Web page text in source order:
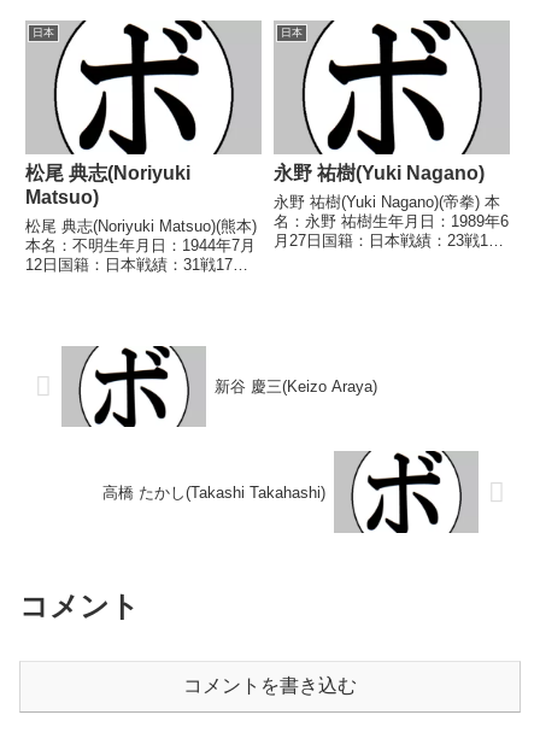
日本ライト級新人王【戦歴】
1973/04/04 ○4R判定 (採点不
明) 山本 武(平沼)...
歴】■1990年度西部日本スーパー
フェザー級新人王決勝
1990/09/02 ●2RKO 小山...
日本
松尾 典志(Noriyuki
Matsuo)
松尾 典志(Noriyuki Matsuo)(熊本)
本名：不明生年月日：1944年7月
12日国籍：日本戦績：31戦17勝
外)19...
日本
永野 祐樹(Yuki Nagano)
永野 祐樹(Yuki Nagano)(帝拳) 本
名：永野 祐樹生年月日：1989年6
月27日国籍：日本戦績：23戦19
新谷 慶三(Keizo Araya)
高橋 たかし(Takashi Takahashi)
コメント
コメントを書き込む